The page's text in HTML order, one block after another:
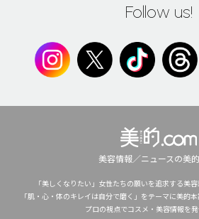
Follow us!
美容情報／ニュースの美
「美しくなりたい」女性たちの願いを追求する美
「肌・心・体のキレイは自分で磨く」をテーマに美的
プロの視点でコスメ・美容情報を発